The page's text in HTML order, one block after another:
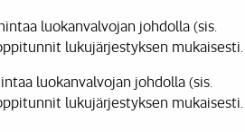
luokanvalvojan johdolla (sis.
lukujärjestyksen mukaisesti.
luokanvalvojan johdolla (sis.
lukujärjestyksen mukaisesti.